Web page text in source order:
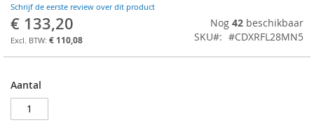
Schrijf de eerste review over dit product
€ 133,20
€ 110,08
Nog 42 beschikbaar
SKU
#CDXRFL28MN5
Aantal
begin
van
de
afbeeldingen-